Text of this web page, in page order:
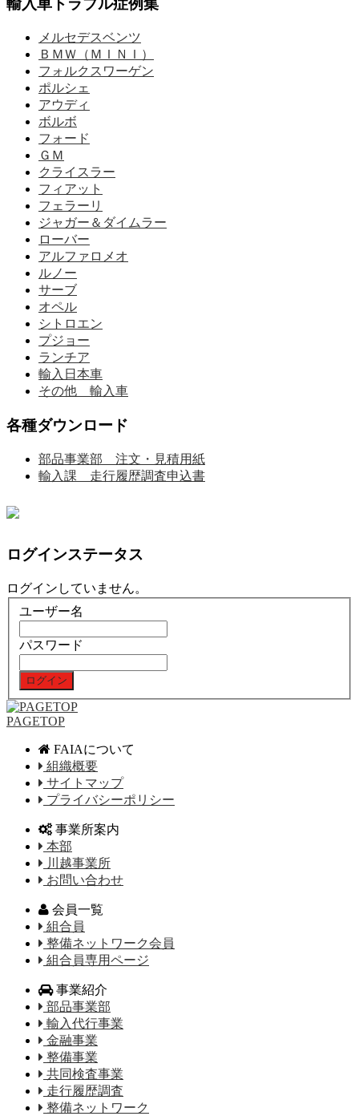
輸入車トラブル症例集
メルセデスベンツ
ＢＭＷ（ＭＩＮＩ）
フォルクスワーゲン
ポルシェ
アウディ
ボルボ
フォード
ＧＭ
クライスラー
フィアット
フェラーリ
ジャガー＆ダイムラー
ローバー
アルファロメオ
ルノー
サーブ
オペル
シトロエン
プジョー
ランチア
輸入日本車
その他 輸入車
各種ダウンロード
部品事業部 注文・見積用紙
輸入課 走行履歴調査申込書
ログインステータス
ログインしていません。
ユーザー名
パスワード
PAGETOP
FAIAについて
組織概要
サイトマップ
プライバシーポリシー
事業所案内
本部
川越事業所
お問い合わせ
会員一覧
組合員
整備ネットワーク会員
組合員専用ページ
事業紹介
部品事業部
輸入代行事業
金融事業
整備事業
共同検査事業
走行履歴調査
整備ネットワーク